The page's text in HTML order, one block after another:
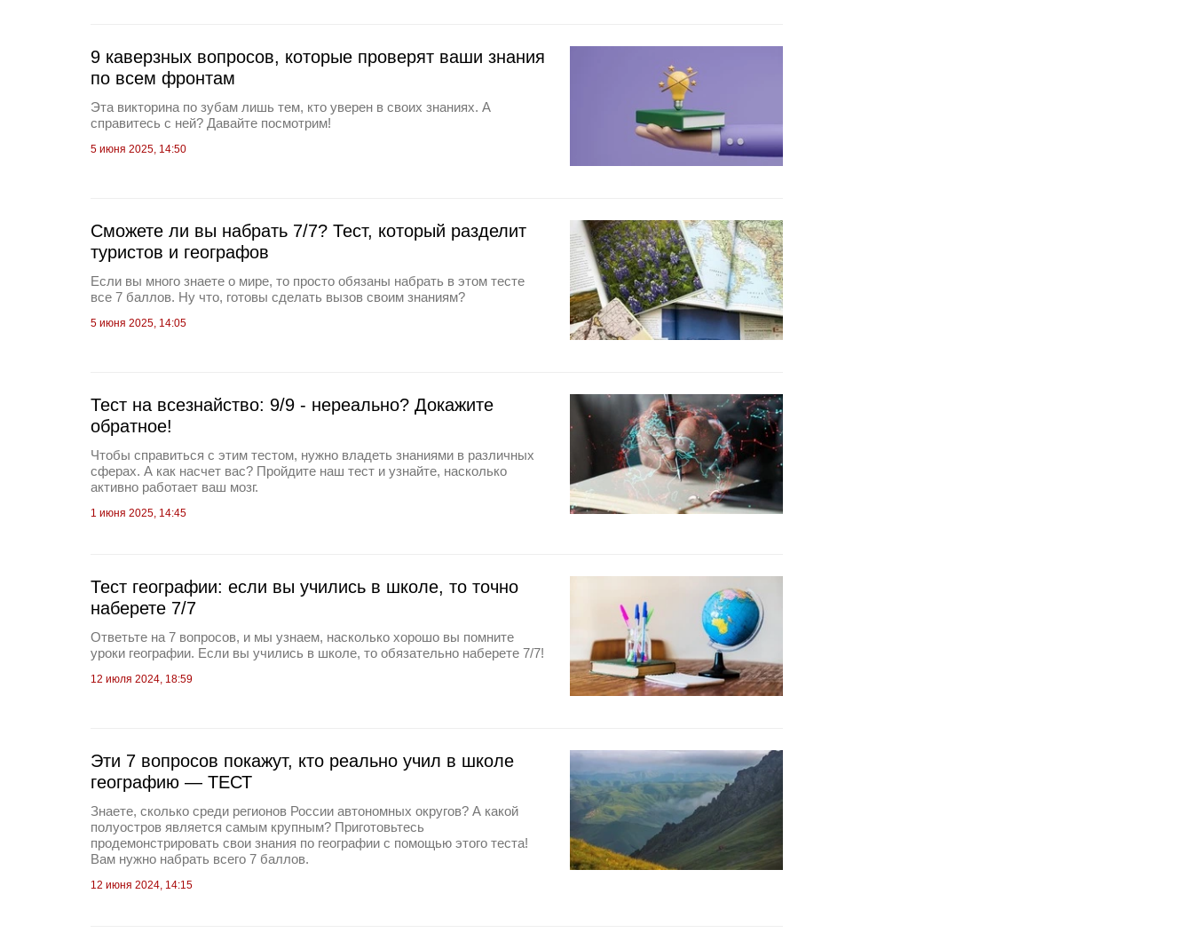
9 каверзных вопросов, которые проверят ваши знания
по всем фронтам
Эта викторина по зубам лишь тем, кто уверен в своих знаниях. А
справитесь с ней? Давайте посмотрим!
5 июня 2025, 14:50
Сможете ли вы набрать 7/7? Тест, который разделит
туристов и географов
Если вы много знаете о мире, то просто обязаны набрать в этом тесте
все 7 баллов. Ну что, готовы сделать вызов своим знаниям?
5 июня 2025, 14:05
Тест на всезнайство: 9/9 - нереально? Докажите
обратное!
Чтобы справиться с этим тестом, нужно владеть знаниями в различных
сферах. А как насчет вас? Пройдите наш тест и узнайте, насколько
активно работает ваш мозг.
1 июня 2025, 14:45
Тест географии: если вы учились в школе, то точно
наберете 7/7
Ответьте на 7 вопросов, и мы узнаем, насколько хорошо вы помните
уроки географии. Если вы учились в школе, то обязательно наберете 7/7!
12 июля 2024, 18:59
Эти 7 вопросов покажут, кто реально учил в школе
географию — ТЕСТ
Знаете, сколько среди регионов России автономных округов? А какой
полуостров является самым крупным? Приготовьтесь
продемонстрировать свои знания по географии с помощью этого теста!
Вам нужно набрать всего 7 баллов.
12 июня 2024, 14:15